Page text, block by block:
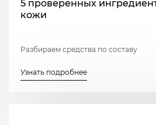
5 проверенных
кожи
Разбираем средства по составу
Узнать подробнее